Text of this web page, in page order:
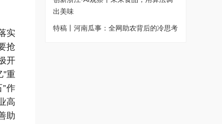
实
抢
开
重
作
高
助
出美味
特稿丨河南瓜事：全网助农背后的冷思考